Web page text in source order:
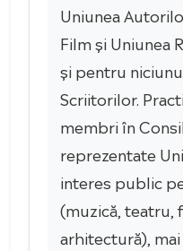
Uniunea
Film și Uniunea
și pentru
Scriitorilor.
membri în
reprezentate
interes public
(muzică, teatru,
arhitectură),